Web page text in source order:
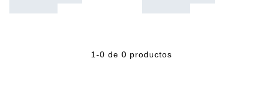
1-0 de 0 productos